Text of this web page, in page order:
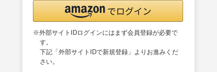
※外部サイトIDログインにはまず会員登録が必要で
す。
下記「外部サイトIDで新規登録」よりお進みくだ
さい。